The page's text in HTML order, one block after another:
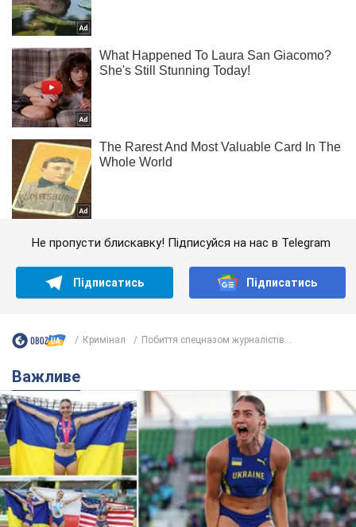
Не пропусти блискавку! Підписуйся на нас в Telegram
Підписатись Підписатись
Кримінал Побиття спецназом журналістів...
Важливе